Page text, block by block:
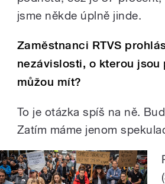
jsme někde úplně jinde.
Zaměstnanci RTVS
nezávislosti, o kterou
můžou mít?
To je otázka spíš na ně.
Zatím máme jenom